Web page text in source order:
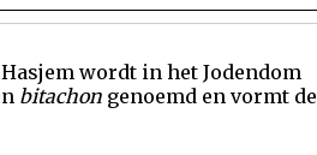
wordt in het Jodendom
bitachongenoemd en vormt